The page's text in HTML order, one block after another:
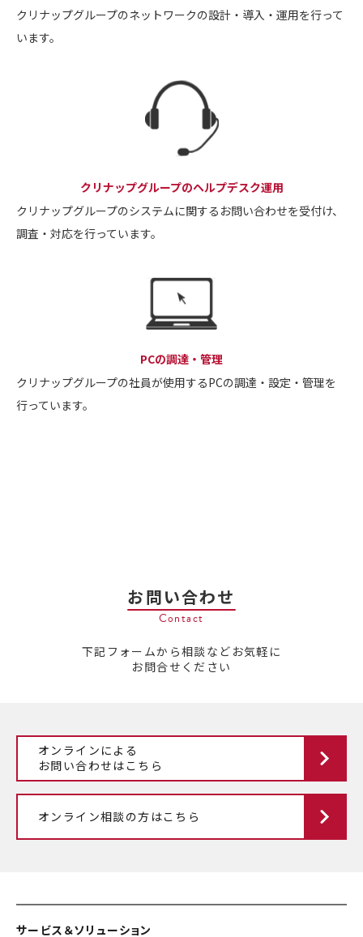
クリナップグループのネットワークの設計・導入・運用を行って
います。
クリナップグループのヘルプデスク運用
クリナップグループのシステムに関するお問い合わせを受付け、
調査・対応を行っています。
PCの調達・管理
クリナップグループの社員が使用するPCの調達・設定・管理を
行っています。
お問い合わせ
Contact
下記フォームから相談などお気軽に
お問合せください
オンラインによる
お問い合わせはこちら
オンライン相談の方はこちら
サービス＆ソリューション